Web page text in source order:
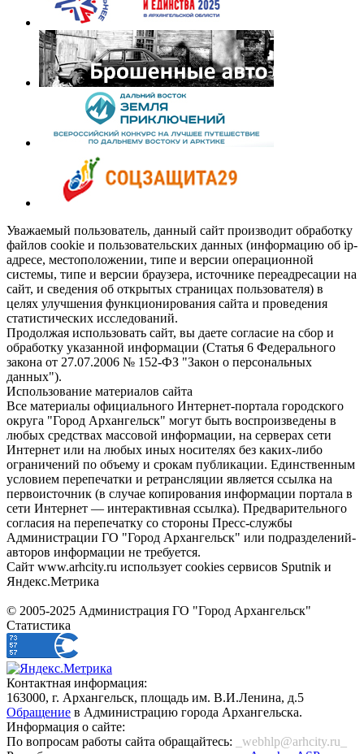
Уважаемый пользователь, данный сайт производит обработку
файлов cookie и пользовательских данных (информацию об ip-
адресе, местоположении, типе и версии операционной
системы, типе и версии браузера, источнике переадресации на
сайт, и сведения об открытых страницах пользователя) в
целях улучшения функционирования сайта и проведения
статистических исследований.
Продолжая использовать сайт, вы даете согласие на сбор и
обработку указанной информации (Статья 6 Федерального
закона от 27.07.2006 № 152-ФЗ "Закон о персональных
данных").
Использование материалов сайта
Все материалы официального Интернет-портала городского
округа "Город Архангельск" могут быть воспроизведены в
любых средствах массовой информации, на серверах сети
Интернет или на любых иных носителях без каких-либо
ограничений по объему и срокам публикации. Единственным
условием перепечатки и ретрансляции является ссылка на
первоисточник (в случае копирования информации портала в
сети Интернет — интерактивная ссылка). Предварительного
согласия на перепечатку со стороны Пресс-службы
Администрации ГО "Город Архангельск" или подразделений-
авторов информации не требуется.
Сайт www.arhcity.ru использует cookies сервисов Sputnik и
Яндекс.Метрика
© 2005-2025 Администрация ГО "Город Архангельск"
Статистика
Контактная информация:
163000, г. Архангельск, площадь им. В.И.Ленина, д.5
Обращение в Администрацию города Архангельска.
Информация о сайте:
По вопросам работы сайта обращайтесь:
_webhlp@arhcity.ru_